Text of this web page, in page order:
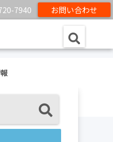
お問い合わせ
7940